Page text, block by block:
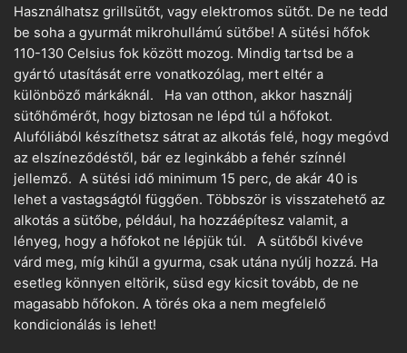
Használhatsz grillsütőt, vagy elektromos sütőt. De ne tedd
be soha a gyurmát mikrohullámú sütőbe! A sütési hőfok
110-130 Celsius fok között mozog. Mindig tartsd be a
gyártó utasítását erre vonatkozólag, mert eltér a
különböző márkáknál. Ha van otthon, akkor használj
sütőhőmérőt, hogy biztosan ne lépd túl a hőfokot.
Alufóliából készíthetsz sátrat az alkotás felé, hogy megóvd
az elszíneződéstől, bár ez leginkább a fehér színnél
jellemző. A sütési idő minimum 15 perc, de akár 40 is
lehet a vastagságtól függően. Többször is visszatehető az
alkotás a sütőbe, például, ha hozzáépítesz valamit, a
lényeg, hogy a hőfokot ne lépjük túl. A sütőből kivéve
várd meg, míg kihűl a gyurma, csak utána nyúlj hozzá. Ha
esetleg könnyen eltörik, süsd egy kicsit tovább, de ne
magasabb hőfokon. A törés oka a nem megfelelő
kondicionálás is lehet!